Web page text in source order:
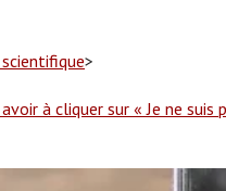
>
à cliquer sur « Je ne suis